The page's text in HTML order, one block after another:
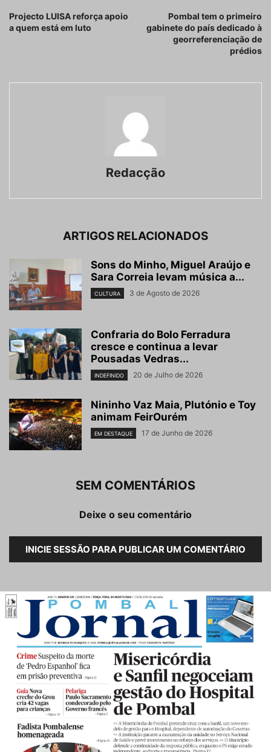
Projecto LUISA reforça apoio
a quem está em luto
Pombal tem o primeiro
gabinete do país dedicado à
georreferenciação de
prédios
Redacção
ARTIGOS RELACIONADOS
Sons do Minho, Miguel Araújo e
Sara Correia levam música a...
CULTURA 3 de Agosto de 2026
Confraria do Bolo Ferradura
cresce e continua a levar
Pousadas Vedras...
INDEFINIDO 20 de Julho de 2026
Nininho Vaz Maia, Plutónio e Toy
animam FeirOurém
EM DESTAQUE 17 de Junho de 2026
SEM COMENTÁRIOS
Deixe o seu comentário
INICIE SESSÃO PARA PUBLICAR UM COMENTÁRIO